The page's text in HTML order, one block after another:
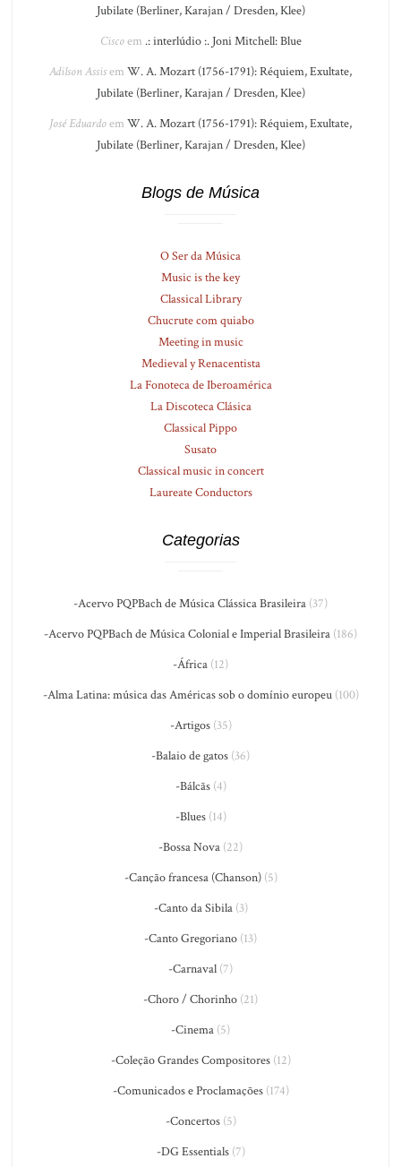
Jubilate (Berliner, Karajan / Dresden, Klee)
Ciscoem .: interlúdio :. Joni Mitchell: Blue
Adilson Assisem W. A. Mozart (1756-1791): Réquiem, Exultate,
Jubilate (Berliner, Karajan / Dresden, Klee)
José Eduardoem W. A. Mozart (1756-1791): Réquiem, Exultate,
Jubilate (Berliner, Karajan / Dresden, Klee)
Blogs de Música
O Ser da Música
Music is the key
Classical Library
Chucrute com quiabo
Meeting in music
Medieval y Renacentista
La Fonoteca de Iberoamérica
La Discoteca Clásica
Classical Pippo
Susato
Classical music in concert
Laureate Conductors
Categorias
-Acervo PQPBach de Música Clássica Brasileira (37)
-Acervo PQPBach de Música Colonial e Imperial Brasileira (186)
-África (12)
-Alma Latina: música das Américas sob o domínio europeu(100)
-Artigos(35)
-Balaio de gatos (36)
-Bálcãs(4)
-Blues(14)
-Bossa Nova (22)
-Canção francesa (Chanson)(5)
-Canto da Sibila(3)
-Canto Gregoriano (13)
-Carnaval (7)
-Choro / Chorinho (21)
-Cinema (5)
-Coleção Grandes Compositores(12)
-Comunicados e Proclamações(174)
-Concertos(5)
-DG Essentials(7)